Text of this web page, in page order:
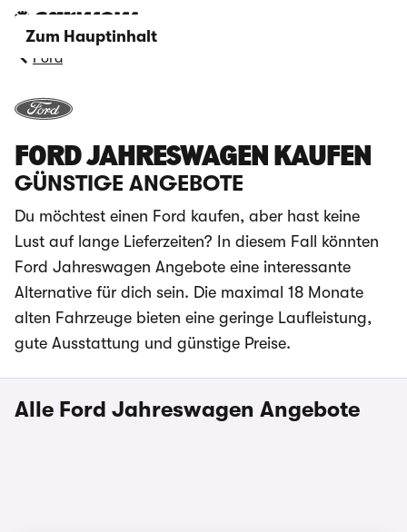
Zum Hauptinhalt
Ford
FORD JAHRESWAGEN KAUFEN
GÜNSTIGE ANGEBOTE
Du möchtest einen Ford kaufen, aber hast keine
Lust auf lange Lieferzeiten? In diesem Fall könnten
Ford Jahreswagen Angebote eine interessante
Alternative für dich sein. Die maximal 18 Monate
alten Fahrzeuge bieten eine geringe Laufleistung,
gute Ausstattung und günstige Preise.
Alle Ford Jahreswagen Angebote